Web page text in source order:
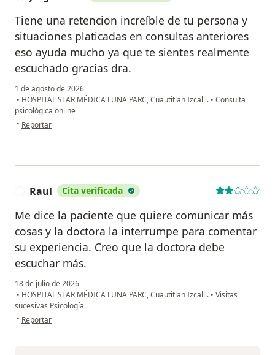
Tiene una retencion increíble de tu persona y
situaciones platicadas en consultas anteriores
eso ayuda mucho ya que te sientes realmente
escuchado gracias dra.
1 de agosto de 2026
• HOSPITAL STAR MÉDICA LUNA PARC, Cuautitlan Izcalli. • Consulta
psicológica online
• en opinión del usuario Jorge flores
Reportar
Raul Cita verificada
Me dice la paciente que quiere comunicar más
cosas y la doctora la interrumpe para comentar
su experiencia. Creo que la doctora debe
escuchar más.
18 de julio de 2026
• HOSPITAL STAR MÉDICA LUNA PARC, Cuautitlan Izcalli. • Visitas
sucesivas Psicología
• en opinión del usuario Raul
Reportar